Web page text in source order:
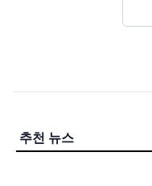
추천 뉴스